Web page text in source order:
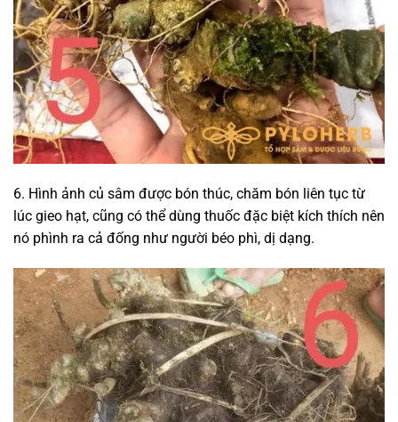
6. Hình ảnh củ sâm được bón thúc, chăm bón liên tục từ
lúc gieo hạt, cũng có thể dùng thuốc đặc biệt kích thích nên
nó phình ra cả đống như người béo phì, dị dạng.